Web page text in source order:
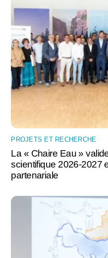
PROJETS ET RECHERCHE
La « Chaire Eau »
scientifique 2026-2027
partenariale